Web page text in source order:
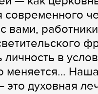
вами,
в
меняется…
духовная